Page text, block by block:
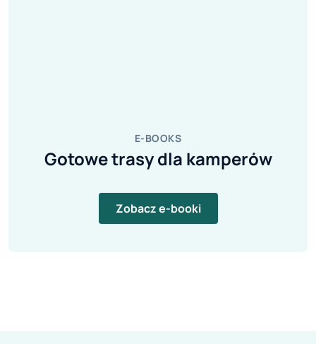
E-BOOKS
Gotowe trasy dla kamperów
Zobacz e-booki